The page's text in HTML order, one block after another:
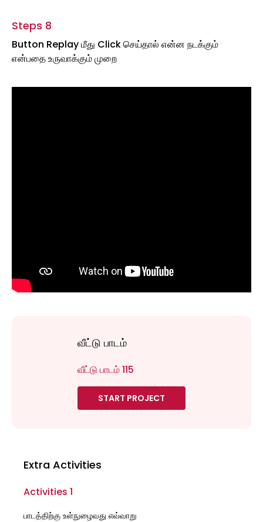
Steps 8
Button Replay மீது Click செய்தால் என்ன நடக்கும்
என்பதை உருவாக்கும் முறை
வீட்டு பாடம்
வீட்டு பாடம் 115
START PROJECT
Extra Activities
Activities 1
பாடத்திற்கு உள்நுழைவது எவ்வாறு